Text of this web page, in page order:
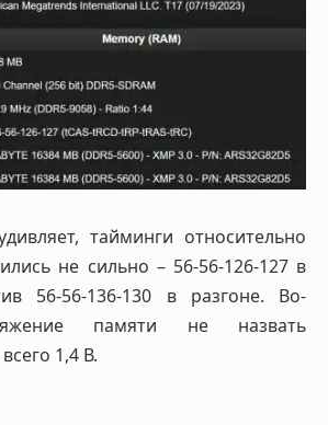
тайминги относительно
не сильно – 56-56-126-127 в
56-56-136-130 в разгоне. Во-
памяти не назвать
1,4 В.